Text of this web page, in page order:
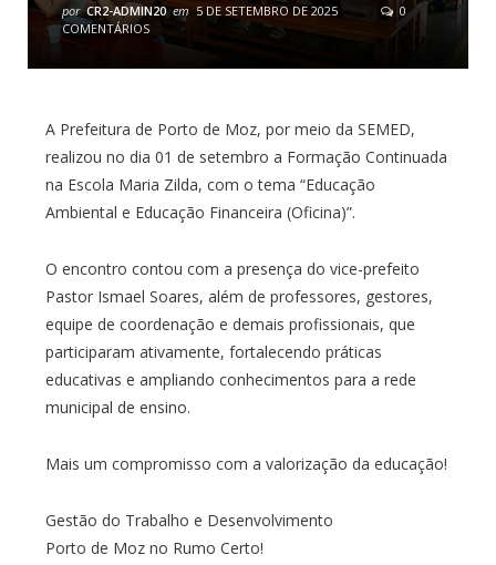
por CR2-ADMIN20 em 5 DE SETEMBRO DE 2025
0
COMENTÁRIOS
A Prefeitura de Porto de Moz, por meio da SEMED,
realizou no dia 01 de setembro a Formação Continuada
na Escola Maria Zilda, com o tema “Educação
Ambiental e Educação Financeira (Oficina)”.
O encontro contou com a presença do vice-prefeito
Pastor Ismael Soares, além de professores, gestores,
equipe de coordenação e demais profissionais, que
participaram ativamente, fortalecendo práticas
educativas e ampliando conhecimentos para a rede
municipal de ensino.
Mais um compromisso com a valorização da educação!
Gestão do Trabalho e Desenvolvimento
Porto de Moz no Rumo Certo!